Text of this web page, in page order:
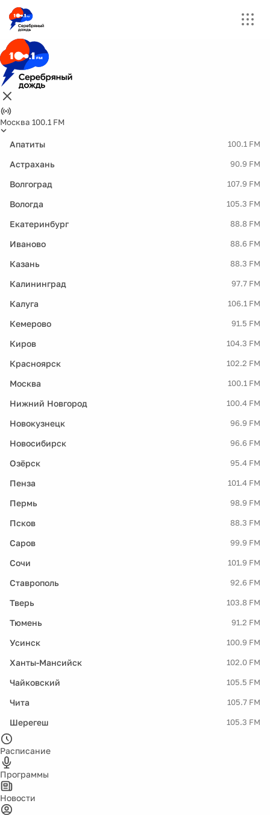
Москва 100.1 FM
Апатиты 100.1 FM
Астрахань 90.9 FM
Волгоград 107.9 FM
Вологда 105.3 FM
Екатеринбург 88.8 FM
Иваново 88.6 FM
Казань 88.3 FM
Калининград 97.7 FM
Калуга 106.1 FM
Кемерово 91.5 FM
Киров 104.3 FM
Красноярск 102.2 FM
Москва 100.1 FM
Нижний Новгород 100.4 FM
Новокузнецк 96.9 FM
Новосибирск 96.6 FM
Озёрск 95.4 FM
Пенза 101.4 FM
Пермь 98.9 FM
Псков 88.3 FM
Саров 99.9 FM
Сочи 101.9 FM
Ставрополь 92.6 FM
Тверь 103.8 FM
Тюмень 91.2 FM
Усинск 100.9 FM
Ханты-Мансийск 102.0 FM
Чайковский 105.5 FM
Чита 105.7 FM
Шерегеш 105.3 FM
Расписание
Программы
Новости